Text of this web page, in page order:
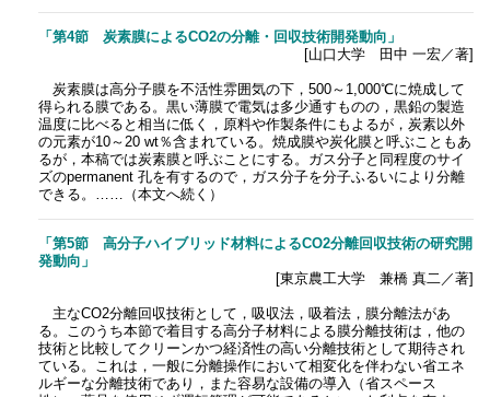
「第4節 炭素膜によるCO2の分離・回収技術開発動向」
[山口大学 田中 一宏／著]
炭素膜は高分子膜を不活性雰囲気の下，500～1,000℃に焼成して
得られる膜である。黒い薄膜で電気は多少通すものの，黒鉛の製造
温度に比べると相当に低く，原料や作製条件にもよるが，炭素以外
の元素が10～20 wt％含まれている。焼成膜や炭化膜と呼ぶこともあ
るが，本稿では炭素膜と呼ぶことにする。ガス分子と同程度のサイ
ズのpermanent 孔を有するので，ガス分子を分子ふるいにより分離
できる。……（本文へ続く）
「第5節 高分子ハイブリッド材料によるCO2分離回収技術の研究開
発動向」
[東京農工大学 兼橋 真二／著]
主なCO2分離回収技術として，吸収法，吸着法，膜分離法があ
る。このうち本節で着目する高分子材料による膜分離技術は，他の
技術と比較してクリーンかつ経済性の高い分離技術として期待され
ている。これは，一般に分離操作において相変化を伴わない省エネ
ルギーな分離技術であり，また容易な設備の導入（省スペース